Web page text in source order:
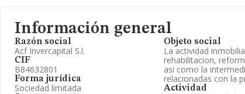
Información general
Razón social
Acf Invercapital S.l.
CIF
B84632801
Forma jurídica
Sociedad limitada
Objeto social
La actividad
rehabilitacion,
asi como la
relacionadas con la
Actividad